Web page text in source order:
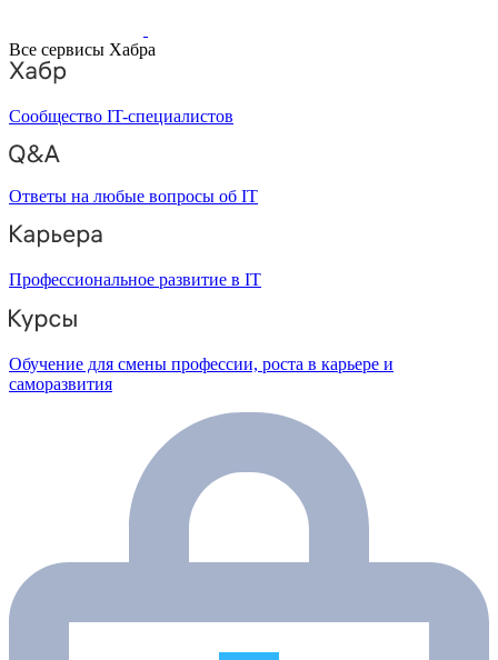
Все сервисы Хабра
Сообщество IT-специалистов
Ответы на любые вопросы об IT
Профессиональное развитие в IT
Обучение для смены профессии, роста в карьере и
саморазвития